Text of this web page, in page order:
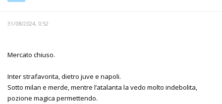
31/08/2024, 0:52
Mercato chiuso.
Inter strafavorita, dietro juve e napoli.
Sotto milan e merde, mentre l’atalanta la vedo molto indebolita,
pozione magica permettendo.